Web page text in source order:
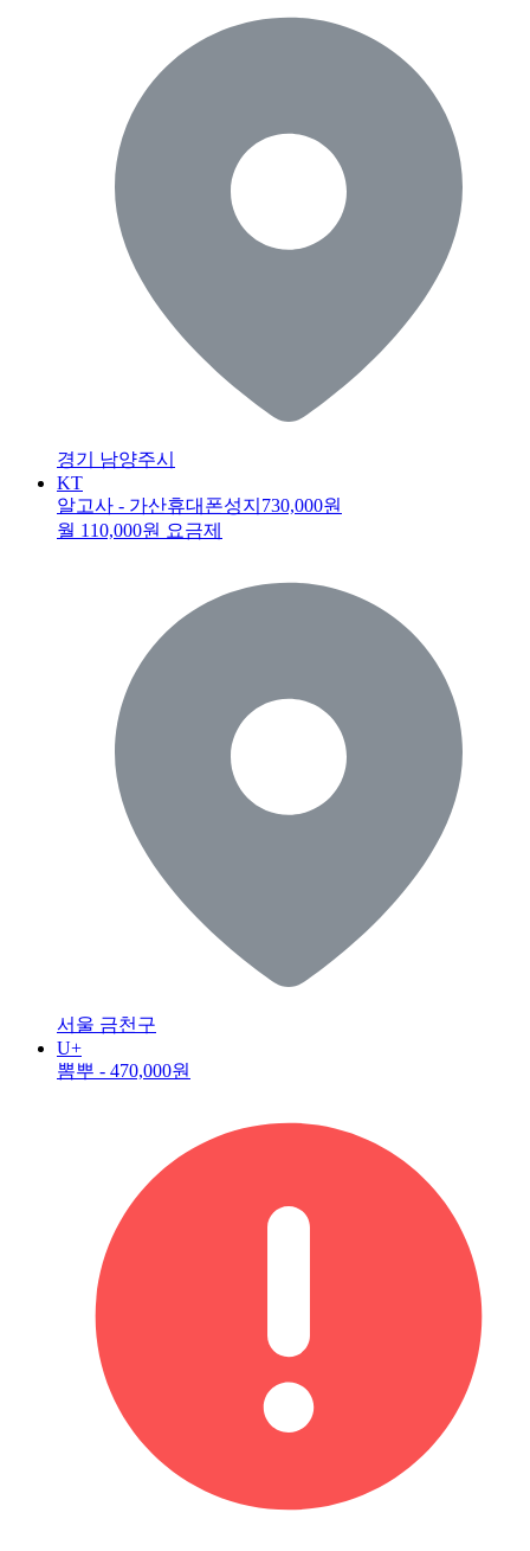
경기 남양주시
KT
알고사 - 가산휴대폰성지 730,000원
월 110,000원 요금제
서울 금천구
U+
뽐뿌 - 470,000원